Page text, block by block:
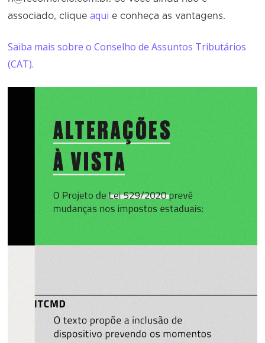
associado, cliqueaqui e conheça as vantagens.
Saiba mais sobre o Conselho de Assuntos Tributários
(CAT).